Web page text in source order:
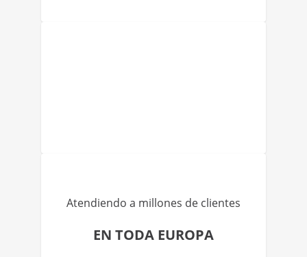
Atendiendo a millones de clientes
EN TODA EUROPA